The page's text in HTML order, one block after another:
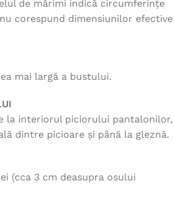
de mărimi indică circumferințe
corespund dimensiunilor efective
mai largă a bustului.
la interiorul piciorului pantalonilor,
dintre picioare și până la gleznă.
(cca 3 cm deasupra osului